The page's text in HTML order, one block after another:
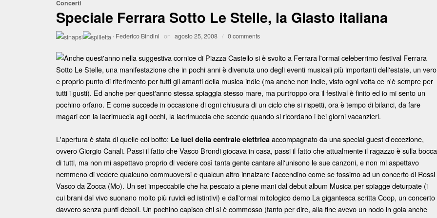
Concerti
Speciale Ferrara Sotto Le Stelle, la Glasto italiana
· Federico Bindini on agosto 25, 2008 / 0 comments
Anche quest'anno nella suggestiva cornice di Piazza Castello si è svolto a Ferrara l'ormai celeberrimo festival Ferrara
Sotto Le Stelle, una manifestazione che in pochi anni è divenuta uno degli eventi musicali più importanti dell'estate, un vero
e proprio punto di riferimento per tutti gli amanti della musica indie (ma anche non indie, visto ogni volta ce n'è sempre per
tutti i gusti). Ed anche per quest'anno stessa spiaggia stesso mare, ma purtroppo ora il festival è finito ed io mi sento un
pochino orfano. E come succede in occasione di ogni chiusura di un ciclo che si rispetti, ora è tempo di bilanci, da fare
magari con la lacrimuccia agli occhi, la lacrimuccia che scende quando si ricordano i bei giorni vacanzieri.
L'apertura è stata di quelle col botto: Le luci della centrale elettrica accompagnato da una special guest d'eccezione,
ovvero Giorgio Canali. Passi il fatto che Vasco Brondi giocava in casa, passi il fatto che attualmente il ragazzo è sulla bocca
di tutti, ma non mi aspettavo proprio di vedere così tanta gente cantare all'unisono le sue canzoni, e non mi aspettavo
nemmeno di vedere qualcuno commuoversi e qualcun altro innalzare l'accendino come se fossimo ad un concerto di Rossi
Vasco da Zocca (Mo). Un set impeccabile che ha pescato a piene mani dal debut album Musica per spiagge deturpate (i
cui brani dal vivo suonano molto più ruvidi ed istintivi) e dall'ormai mitologico demo La gigantesca scritta Coop, un concerto
davvero senza punti deboli. Un pochino capisco chi si è commosso (tanto per dire, alla fine avevo un nodo in gola anche